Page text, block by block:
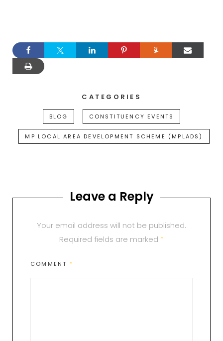
CATEGORIES
BLOG CONSTITUENCY EVENTS
MP LOCAL AREA DEVELOPMENT SCHEME (MPLADS)
Leave a Reply
Your email address will not be published.
Required fields are marked *
COMMENT *